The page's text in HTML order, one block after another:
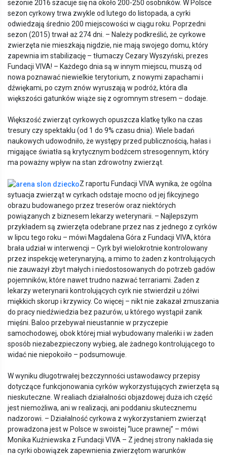
sezonie 2016 szacuje się na około 200-250 osobników. W Polsce
sezon cyrkowy trwa zwykle od lutego do listopada, a cyrki
odwiedzają średnio 200 miejscowości w ciągu roku. Poprzedni
sezon (2015) trwał aż 274 dni. – Należy podkreślić, że cyrkowe
zwierzęta nie mieszkają nigdzie, nie mają swojego domu, który
zapewnia im stabilizację – tłumaczy Cezary Wyszyński, prezes
Fundacji VIVA! – Każdego dnia są w innym miejscu, muszą od
nowa poznawać niewielkie terytorium, z nowymi zapachami i
dźwiękami, po czym znów wyruszają w podróż, która dla
większości gatunków wiąże się z ogromnym stresem – dodaje.
Większość zwierząt cyrkowych opuszcza klatkę tylko na czas
tresury czy spektaklu (od 1 do 9% czasu dnia). Wiele badań
naukowych udowodniło, że występy przed publicznością, hałas i
migające światła są krytycznym bodźcem stresogennym, który
ma poważny wpływ na stan zdrowotny zwierząt.
Z raportu Fundacji VIVA wynika, że ogólna
sytuacja zwierząt w cyrkach odstaje mocno od jej fikcyjnego
obrazu budowanego przez treserów oraz niektórych
powiązanych z biznesem lekarzy weterynarii. – Najlepszym
przykładem są zwierzęta odebrane przez nas z jednego z cyrków
w lipcu tego roku – mówi Magdalena Góra z Fundacji VIVA, która
brała udział w interwencji – Cyrk był wielokrotnie kontrolowany
przez inspekcję weterynaryjną, a mimo to żaden z kontrolujących
nie zauważył zbyt małych i niedostosowanych do potrzeb gadów
pojemników, które nawet trudno nazwać terrariami. Żaden z
lekarzy weterynarii kontrolujących cyrk nie stwierdził u żółwi
miękkich skorup i krzywicy. Co więcej – nikt nie zakazał zmuszania
do pracy niedźwiedzia bez pazurów, u którego wystąpił zanik
mięśni. Baloo przebywał nieustannie w przyczepie
samochodowej, obok której miał wybudowany maleńki i w żaden
sposób niezabezpieczony wybieg, ale żadnego kontrolującego to
widać nie niepokoiło – podsumowuje.
W wyniku długotrwałej bezczynności ustawodawcy przepisy
dotyczące funkcjonowania cyrków wykorzystujących zwierzęta są
nieskuteczne. W realiach działalności objazdowej duża ich część
jest niemożliwa, ani w realizacji, ani poddaniu skutecznemu
nadzorowi. – Działalność cyrkowa z wykorzystaniem zwierząt
prowadzona jest w Polsce w swoistej “luce prawnej” – mówi
Monika Kuźniewska z Fundacji VIVA – Z jednej strony nakłada się
na cyrki obowiązek zapewnienia zwierzętom warunków